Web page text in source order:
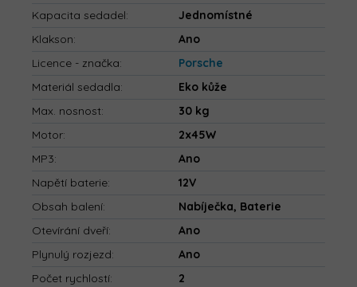
Kapacita sedadel:
Jednomístné
Klakson:
Ano
Licence - značka:
Porsche
Materiál sedadla:
Eko kůže
Max. nosnost:
30 kg
Motor:
2x45W
MP3:
Ano
Napětí baterie:
12V
Obsah balení:
Nabíječka, Baterie
Otevírání dveří:
Ano
Plynulý rozjezd:
Ano
Počet rychlostí:
2